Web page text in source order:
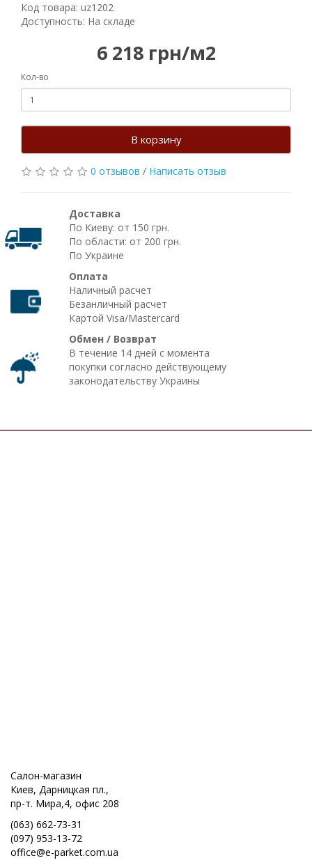
Код товара: uz1202
Доступность: На складе
6 218 грн/м2
Кол-во
В корзину
0 отзывов / Написать отзыв
Доставка
По Киеву: от 150 грн.
По области: от 200 грн.
По Украине
Оплата
Наличный расчет
Безанличный расчет
Картой Visa/Mastercard
Обмен / Возврат
В течение 14 дней с момента
покупки согласно действующему
законодательству Украины
Салон-магазин
Киев, Дарницкая пл.,
пр-т. Мира,4, офис 208
(063) 662-73-31
(097) 953-13-72
office@e-parket.com.ua